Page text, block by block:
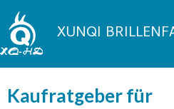
Zum
Inhalt
springen XUNQI
Kaufratgeber für